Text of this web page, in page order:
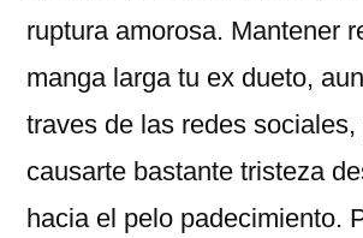
ruptura amorosa. Mantener
manga larga tu ex dueto,
traves de las redes sociales,
causarte bastante tristeza
hacia el pelo padecimiento.